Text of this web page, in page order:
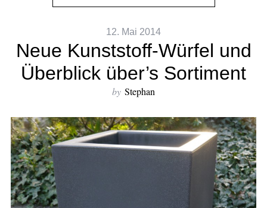
12. Mai 2014
Neue Kunststoff-Würfel und
Überblick über’s Sortiment
by Stephan